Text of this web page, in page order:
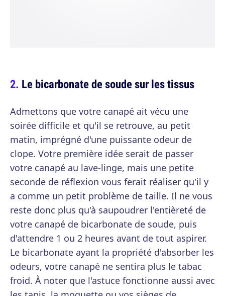
Le bicarbonate de soude sur les tissus
Admettons que votre canapé ait vécu une
soirée difficile et qu'il se retrouve, au petit
matin, imprégné d'une puissante odeur de
clope. Votre première idée serait de passer
votre canapé au lave-linge, mais une petite
seconde de réflexion vous ferait réaliser qu'il y
a comme un petit problème de taille. Il ne vous
reste donc plus qu'à saupoudrer l'entièreté de
votre canapé de bicarbonate de soude, puis
d'attendre 1 ou 2 heures avant de tout aspirer.
Le bicarbonate ayant la propriété d'absorber les
odeurs, votre canapé ne sentira plus le tabac
froid. À noter que l'astuce fonctionne aussi avec